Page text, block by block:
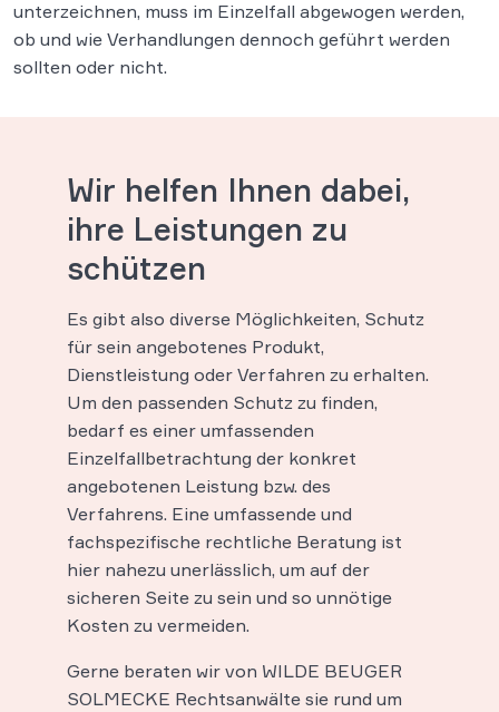
unterzeichnen, muss im Einzelfall abgewogen werden,
ob und wie Verhandlungen dennoch geführt werden
sollten oder nicht.
Wir helfen Ihnen dabei,
ihre Leistungen zu
schützen
Es gibt also diverse Möglichkeiten, Schutz
für sein angebotenes Produkt,
Dienstleistung oder Verfahren zu erhalten.
Um den passenden Schutz zu finden,
bedarf es einer umfassenden
Einzelfallbetrachtung der konkret
angebotenen Leistung bzw. des
Verfahrens. Eine umfassende und
fachspezifische rechtliche Beratung ist
hier nahezu unerlässlich, um auf der
sicheren Seite zu sein und so unnötige
Kosten zu vermeiden.
Gerne beraten wir von WILDE BEUGER
SOLMECKE Rechtsanwälte sie rund um